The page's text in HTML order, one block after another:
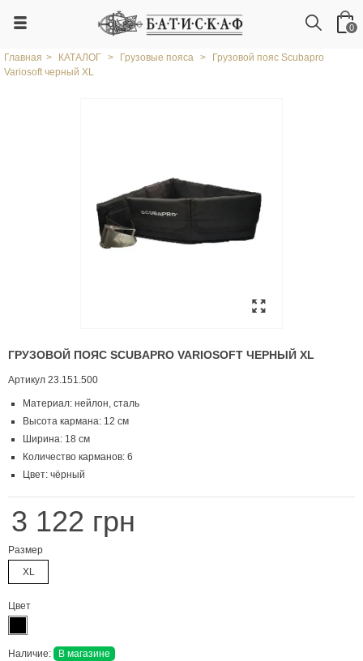
0
Главная > КАТАЛОГ > Грузовые пояса >
Грузовой пояс Scubapro
Variosoft черный XL
ГРУЗОВОЙ ПОЯС SCUBAPRO VARIOSOFT ЧЕРНЫЙ XL
Артикул 23.151.500
Материал: нейлон, сталь
Высота кармана: 12 см
Ширина: 18 см
Количество карманов: 6
Цвет: чёрный
3 122 грн
Размер
XL
Цвет
Наличие: В магазине